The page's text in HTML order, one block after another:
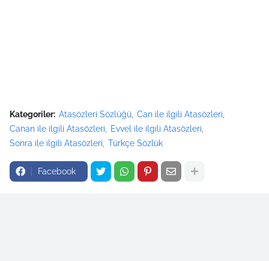
Kategoriler: Atasözleri Sözlüğü Can ile ilgili Atasözleri
Canan ile ilgili Atasözleri
Evvel ile ilgili Atasözleri
Sonra ile ilgili Atasözleri
Türkçe Sözlük
Facebook